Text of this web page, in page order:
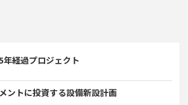
年経過プロジェクト
ントに投資する設備新設計画